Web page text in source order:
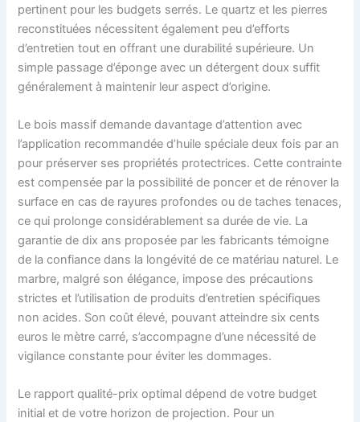
pertinent pour les budgets serrés. Le quartz et les pierres
reconstituées nécessitent également peu d’efforts
d’entretien tout en offrant une durabilité supérieure. Un
simple passage d’éponge avec un détergent doux suffit
généralement à maintenir leur aspect d’origine.
Le bois massif demande davantage d’attention avec
l’application recommandée d’huile spéciale deux fois par an
pour préserver ses propriétés protectrices. Cette contrainte
est compensée par la possibilité de poncer et de rénover la
surface en cas de rayures profondes ou de taches tenaces,
ce qui prolonge considérablement sa durée de vie. La
garantie de dix ans proposée par les fabricants témoigne
de la confiance dans la longévité de ce matériau naturel. Le
marbre, malgré son élégance, impose des précautions
strictes et l’utilisation de produits d’entretien spécifiques
non acides. Son coût élevé, pouvant atteindre six cents
euros le mètre carré, s’accompagne d’une nécessité de
vigilance constante pour éviter les dommages.
Le rapport qualité-prix optimal dépend de votre budget
initial et de votre horizon de projection. Pour un